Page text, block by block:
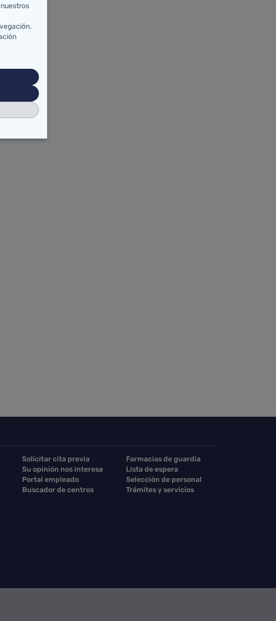
en
Solicitar cita previa
Farmacias de guardia
Su opinión nos interesa
Lista de espera
Portal empleado
Selección de personal
Buscador de centros Trámites y servicios